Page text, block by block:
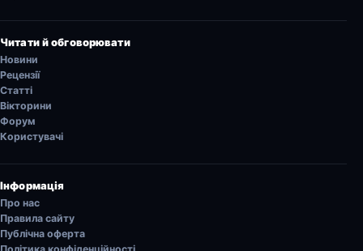
Читати й обговорювати
Новини
Рецензії
Статті
Вікторини
Форум
Користувачі
Інформація
Про нас
Правила сайту
Публічна оферта